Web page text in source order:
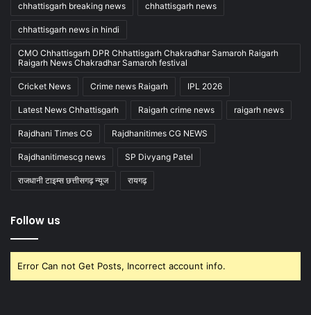
chhattisgarh breaking news chhattisgarh news
chhattisgarh news in hindi
CMO Chhattisgarh DPR Chhattisgarh Chakradhar Samaroh Raigarh
Raigarh News Chakradhar Samaroh festival
Cricket News Crime news Raigarh IPL 2026
Latest News Chhattisgarh Raigarh crime news raigarh news
Rajdhani Times CG Rajdhanitimes CG NEWS
Rajdhanitimescg news SP Divyang Patel
राजधानी टाइम्स छत्तीसगढ़ न्यूज रायगढ़
Follow us
Error Can not Get Posts, Incorrect account info.